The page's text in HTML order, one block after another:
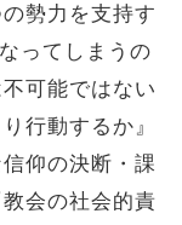
勢力を支持す
ってしまうの
可能ではない
行動するか』
仰の決断・課
会の社会的責